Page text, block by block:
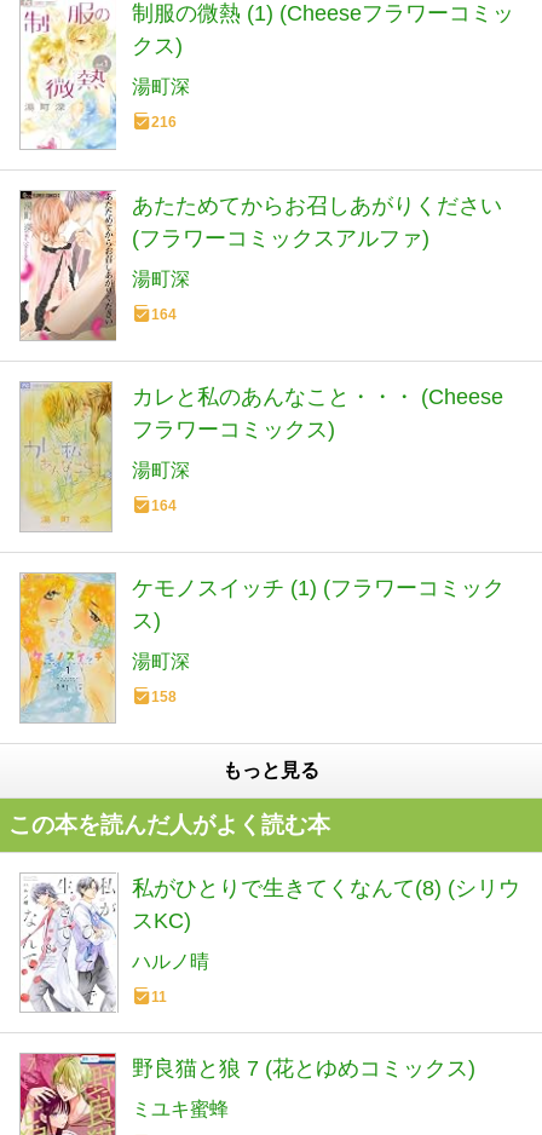
制服の微熱 (1) (Cheeseフラワーコミッ
クス)
湯町深
216
あたためてからお召しあがりください
(フラワーコミックスアルファ)
湯町深
164
カレと私のあんなこと・・・ (Cheese
フラワーコミックス)
湯町深
164
ケモノスイッチ (1) (フラワーコミック
ス)
湯町深
158
もっと見る
この本を読んだ人がよく読む本
私がひとりで生きてくなんて(8) (シリウ
スKC)
ハルノ晴
11
野良猫と狼 7 (花とゆめコミックス)
ミユキ蜜蜂